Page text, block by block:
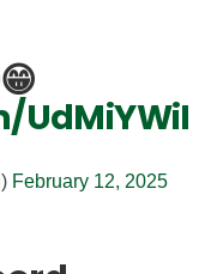
February 12, 2025